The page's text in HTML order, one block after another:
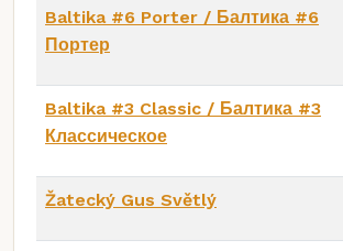
Baltika #6 Porter / Балтика #6
Портер
Baltika #3 Classic / Балтика #3
Классическое
Žatecký Gus Světlý